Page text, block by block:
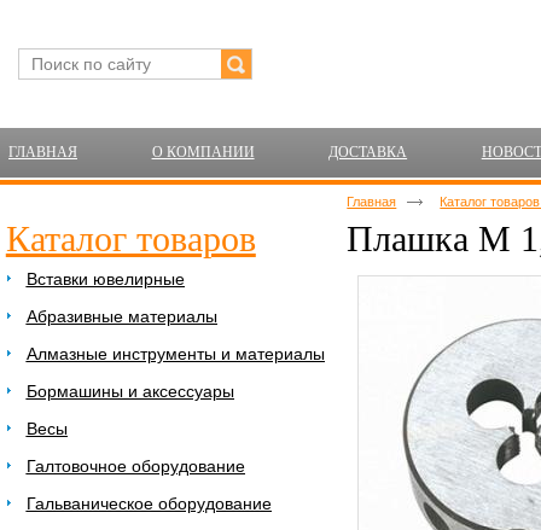
ГЛАВНАЯ О КОМПАНИИ ДОСТАВКА
Каталог товаров
Вставки ювелирные
Абразивные материалы
Алмазные инструменты и материалы
Бормашины и аксессуары
Весы
Галтовочное оборудование
Гальваническое оборудование
Главная Каталог
Плашка М